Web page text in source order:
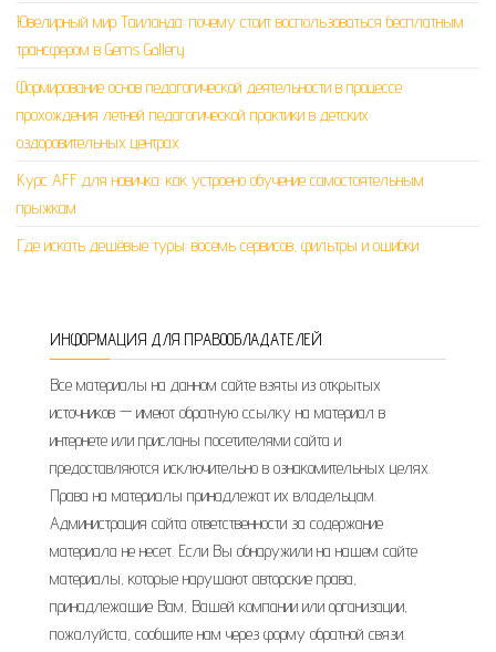
Ювелирный мир Таиланда: почему стоит воспользоваться бесплатным
трансфером в Gems Gallery
Формирование основ педагогической деятельности в процессе
прохождения летней педагогической практики в детских
оздоровительных центрах
Курс AFF для новичка: как устроено обучение самостоятельным
прыжкам
Где искать дешёвые туры: восемь сервисов, фильтры и ошибки
ИНФОРМАЦИЯ ДЛЯ ПРАВООБЛАДАТЕЛЕЙ
Все материалы на данном сайте взяты из открытых
источников — имеют обратную ссылку на материал в
интернете или присланы посетителями сайта и
предоставляются исключительно в ознакомительных целях.
Права на материалы принадлежат их владельцам.
Администрация сайта ответственности за содержание
материала не несет. Если Вы обнаружили на нашем сайте
материалы, которые нарушают авторские права,
принадлежащие Вам, Вашей компании или организации,
пожалуйста, сообщите нам через форму обратной связи.